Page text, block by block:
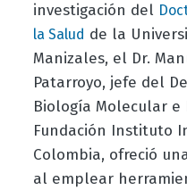
investigación del
la Salud de la
Manizales, el Dr.
Patarroyo, jefe del
Biología Molecular
Fundación Instituto
Colombia, ofreció
al emplear